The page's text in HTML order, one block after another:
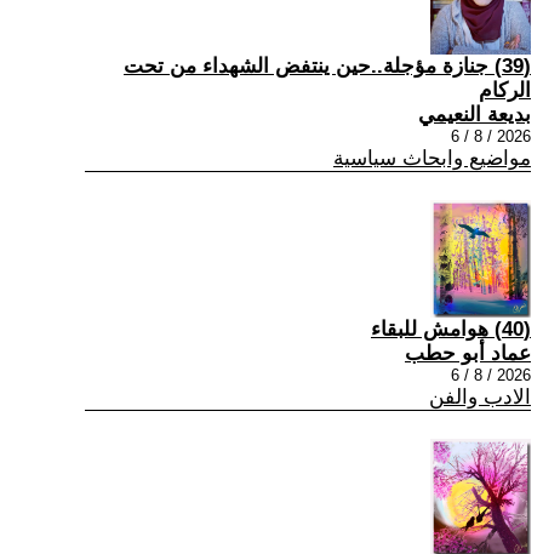
(39) جنازة مؤجلة..حين ينتفض الشهداء من تحت
الركام
بديعة النعيمي
2026 / 8 / 6
مواضيع وابحاث سياسية
(40) هوامش للبقاء
عماد أبو حطب
2026 / 8 / 6
الادب والفن